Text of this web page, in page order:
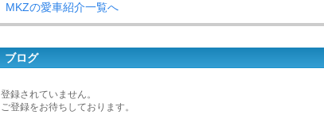
MKZの愛車紹介一覧へ
ブログ
登録されていません。
ご登録をお待ちしております。